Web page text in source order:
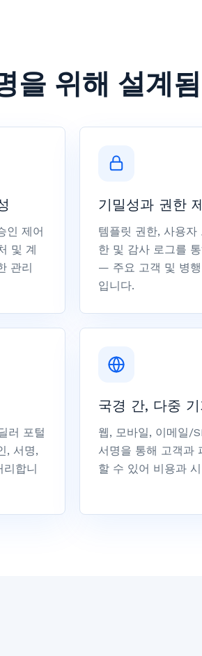
을 위해 설계됨
인 제어
및 계
관리
기밀성과 권한
템플릿 권한, 사용
한 및 감사 로그를
— 주요 고객 및 병
입니다.
러 포털
, 서명,
리합니
국경 간, 다중 기
웹, 모바일, 이메일/
서명을 통해 고객과
할 수 있어 비용과